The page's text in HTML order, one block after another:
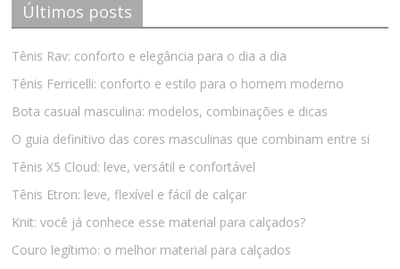
Últimos posts
Tênis Rav: conforto e elegância para o dia a dia
Tênis Ferricelli: conforto e estilo para o homem moderno
Bota casual masculina: modelos, combinações e dicas
O guia definitivo das cores masculinas que combinam entre si
Tênis X5 Cloud: leve, versátil e confortável
Tênis Etron: leve, flexível e fácil de calçar
Knit: você já conhece esse material para calçados?
Couro legítimo: o melhor material para calçados